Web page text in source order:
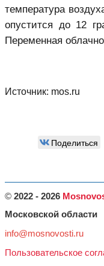
температура
опустится до 12
Переменная
Источник: mos.ru
Поделиться
© 2022 - 2026
Московской области
info@mosnovosti.ru
Пользовательское